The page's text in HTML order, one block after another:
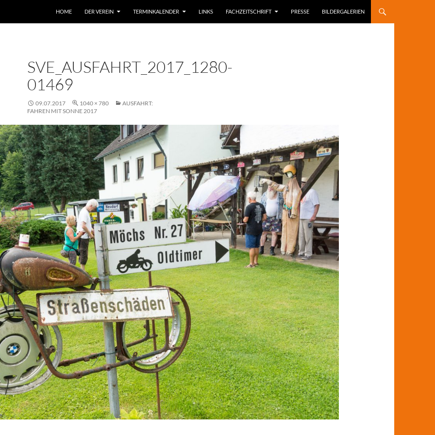
HOME DER VEREIN TERMINKALENDER LINKS FACHZEITSCHRIFT PRESSE BILDERGALERIEN
SVE_AUSFAHRT_2017_1280-
01469
09.07.2017 1040 × 780
AUSFAHRT:
FAHREN MIT SONNE 2017